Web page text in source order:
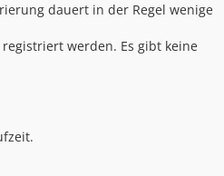
dauert in der Regel wenige
werden. Es gibt keine